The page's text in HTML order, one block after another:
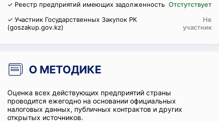
✓ Реестр предприятий имеющих задолженность Отстутствует
✓ Участник Государственных Закупок РК
(goszakup.gov.kz)
Не
участник
О МЕТОДИКЕ
Оценка всех действующих предприятий страны
проводится ежегодно на основании официальных
налоговых данных, публичных контрактов и других
открытых источников.